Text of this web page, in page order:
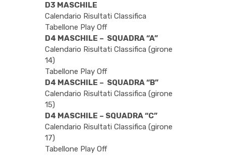
D3 MASCHILE
Calendario Risultati Classifica
Tabellone Play Off
D4 MASCHILE – SQUADRA “A”
Calendario Risultati Classifica (girone
14)
Tabellone Play Off
D4 MASCHILE – SQUADRA “B”
Calendario Risultati Classifica (girone
15)
D4 MASCHILE – SQUADRA “C”
Calendario Risultati Classifica (girone
17)
Tabellone Play Off